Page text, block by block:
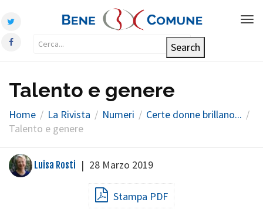
Talento e genere
Home La Rivista Numeri
Certe donne brillano...
Talento e genere
Luisa Rosti | 28 Marzo 2019
Stampa PDF